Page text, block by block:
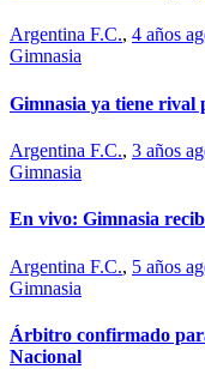
Argentina F.C., 4 años
Gimnasia
Gimnasia ya tiene rival
Argentina F.C., 3 años
Gimnasia
En vivo: Gimnasia
Argentina F.C., 5 años
Gimnasia
Árbitro confirmado
Nacional